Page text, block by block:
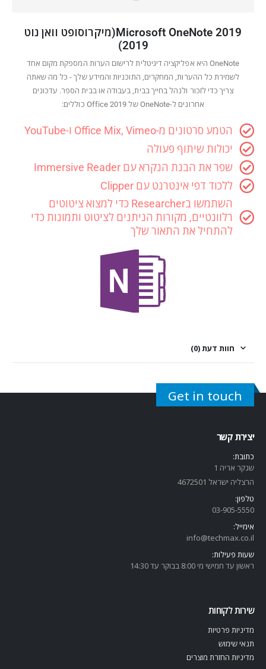
Microsoft OneNote 2019(מיקרוסופט וואן נוט
2019)
OneNote היא אפליקציה דיגיטלית לרישום הערות המספקת מקום אחד
לשמירת כל ההערות, המחקרים, התוכניות והמידע שלך - כל מה שאתה
צריך כדי לזכור ולנהל בחייך בבית, בעבודה או בבית הספר. עדכונים
אחרונים ל-OneNote של Office 2019 כוללים:
הטמע סרטונים מ-Office Mix, Vimeo ו-YouTube
יכולות שיתוף פעולה
שפר את הבנת הנקרא עם Immersive Reader
ללכוד דפי אינטרנט עם Clipper
השתמשו בResearcher כדי למצוא ציטוטים
רלוונטיים, מקורות הניתנים לציטוט ותמונות כדי
להתחיל את התאור שלך
חוות דעת (0)
Get in touch
יצירת קשר
כתובת:
שנקר אריה 1
הרצליה ישראל 4672501
טלפון:
03-905-5550
אימייל:
info@techmax.co.il
שעות פעילות:
ראשון עד חמישי מי 8:00 בבוקר עד 14:30
שירות לקוחות
מדיניות פרטיות
תנאי שימוש
מדיניות החזרת מוצרים